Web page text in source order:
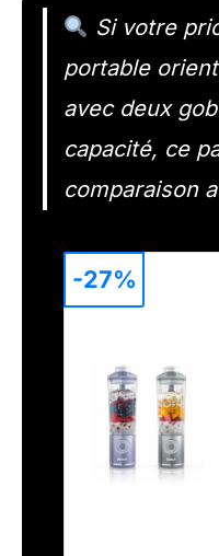
Si votre
portable
avec deux
capacité, ce
comparaison
-27%